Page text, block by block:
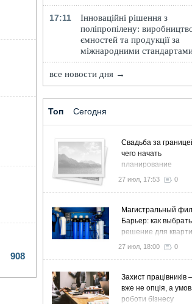
908
17:11
Інноваційні рішення з
поліпропілену:
ємностей та продукції за
міжнародними
все новости дня →
Топ Сегодня
Свадьба за
чего начать
планирование
27 июл, 17:53 0
Магистральный
Барьер: как выбрать
решение для
дома и коттеджа
27 июл, 18:00 0
Захист працівників
вже не опція, а
роботи бізнесу